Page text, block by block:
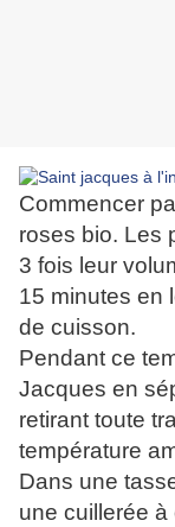
Commencer
roses bio. Les
3 fois leur
15 minutes en
de cuisson.
Pendant ce
Jacques en
retirant toute
température
Dans une
une cuillerée